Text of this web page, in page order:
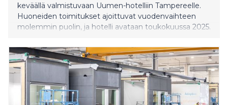
keväällä valmistuvaan Uumen-hotelliin Tampereelle.
Huoneiden toimitukset ajoittuvat vuodenvaihteen
molemmin puolin, ja hotelli avataan toukokuussa 2025.